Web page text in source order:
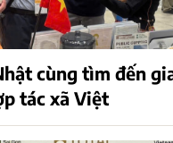
cùng tìm đến
tác xã Việt